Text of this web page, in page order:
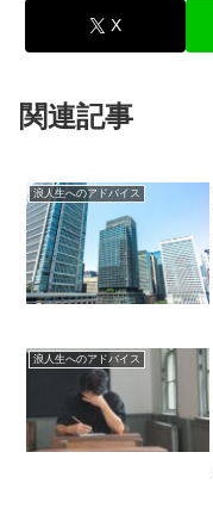
X
関連記事
浪人生へのアドバイス
浪人生へのアドバイス